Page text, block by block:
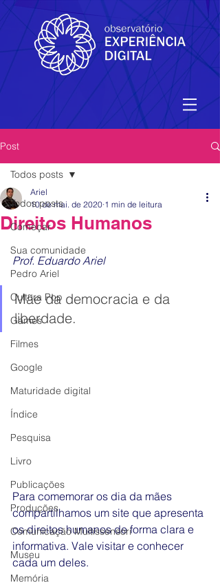
Post
Todos posts
Começar
Sua comunidade
Pedro Ariel
Cultura Pop
Games
Filmes
Google
Maturidade digital
Índice
Pesquisa
Livro
Publicações
Produções
Comunicação Multissensori
Museu
Memória
Todos posts
Direitos Humanos
Ariel
10 de mai. de 2020 1 min de leitura
Prof. Eduardo Ariel
Mãe da democracia e da
liberdade.
Para comemorar os dia da mães
compartilhamos um site que apresenta
os direitos humanos de forma clara e
informativa. Vale visitar e conhecer
cada um deles.